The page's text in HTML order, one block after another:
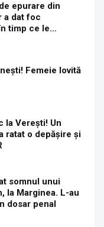
epurare din
a dat foc
timp ce le
Femeie lovită
la Verești! Un
ratat o depășire și
somnul unui
la Marginea. L-au
dosar penal